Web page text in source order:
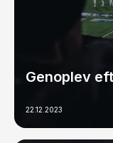
Genoplev
22.12.2023